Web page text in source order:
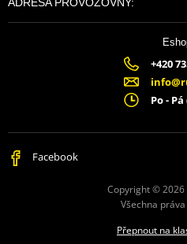
+420
Po - Pá
Facebook
Copyright © 2026
Všechna
Přepnout na